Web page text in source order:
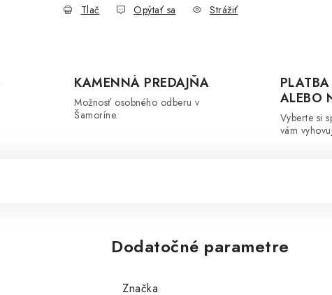
Tlač Opýtať sa Strážiť
KAMENNÁ PREDAJŇA
Možnosť osobného odberu v
Šamoríne.
ALEBO
Vyberte si
vám
Dodatočné parametre
Značka